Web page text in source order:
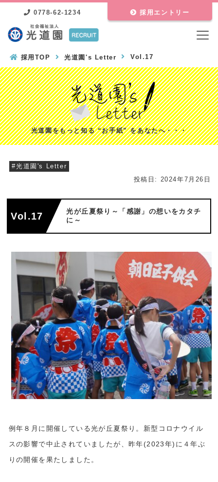
0778-62-1234 採用エントリー
採用TOP 光道園's Letter Vol.17
光道園をもっと知る “お手紙” をあなたへ・・・
#光道園's Letter
投稿日: 2024年7月26日
Vol.17
光が丘夏祭り～「感謝」の想いをカタチ
に～
例年８月に開催している光が丘夏祭り。新型コロナウイル
スの影響で中止されていましたが、昨年(2023年)に ４年ぶ
りの開催を果たしました。